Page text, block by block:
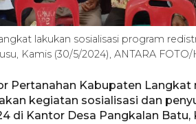
lakukan sosialisasi program
Kamis (30/5/2024), ANTARA
Pertanahan Kabupaten Langkat
kegiatan sosialisasi dan
di Kantor Desa Pangkalan Batu,